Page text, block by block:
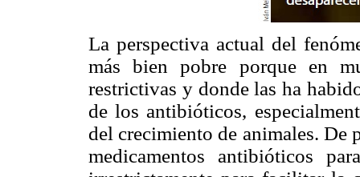
La perspectiva actual del
más bien pobre porque en
restrictivas y donde las ha
de los antibióticos,
del crecimiento de animales. De
medicamentos antibióticos